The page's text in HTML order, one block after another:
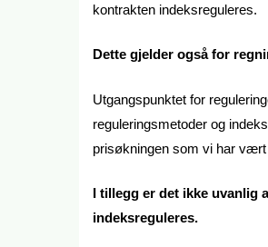
kontrakten indeksreguleres.
Dette gjelder også for
Utgangspunktet for
reguleringsmetoder og
prisøkningen som vi har
I tillegg er det ikke uvanlig
indeksreguleres.